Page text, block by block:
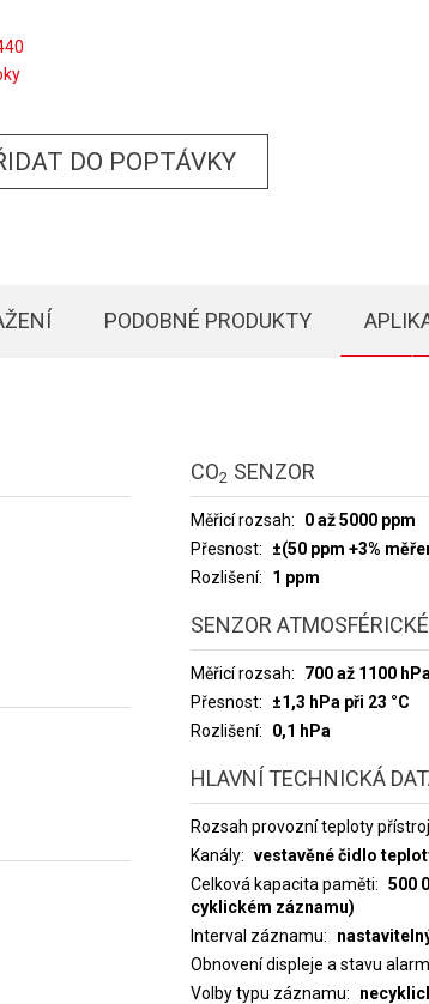
DO POPTÁVKY
PODOBNÉ PRODUKTY
CO2 SENZOR
Měřicí rozsah
0 až 5000 ppm
Přesnost
±(50 ppm +3%
Rozlišení
1 ppm
SENZOR
Měřicí rozsah
700 až 1100 hPa
Přesnost
±1,3 hPa při 23 °C
Rozlišení
0,1 hPa
HLAVNÍ TECHNICKÁ
Rozsah provozní teploty
Kanály
vestavěné čidlo
Celková kapacita paměti
500
cyklickém záznamu)
Interval záznamu
Obnovení displeje a stavu
Volby typu záznamu